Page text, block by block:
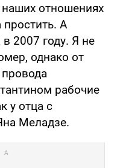
отношениях
А
2007 году. Я не
однако от
рабочие
у отца с
Меладзе.